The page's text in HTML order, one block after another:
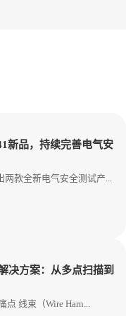
新品，持续完善电气安
款全新电气安全测试产...
决方案：从多点扫描到
线束（Wire Harn...